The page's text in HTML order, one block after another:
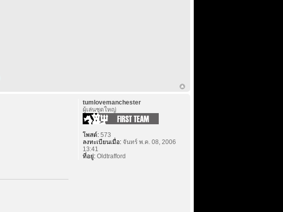
tumlovemanchester
ผู้เล่นชุดใหญ่
โพสต์:573
ลงทะเบียนเมื่อ:จันทร์ พ.ค. 08, 2006
13:41
ที่อยู่:Oldtrafford